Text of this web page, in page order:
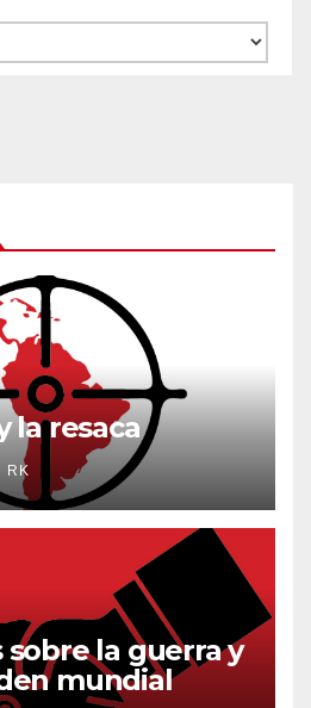
la resaca
RK
sobre la guerra y
mundial